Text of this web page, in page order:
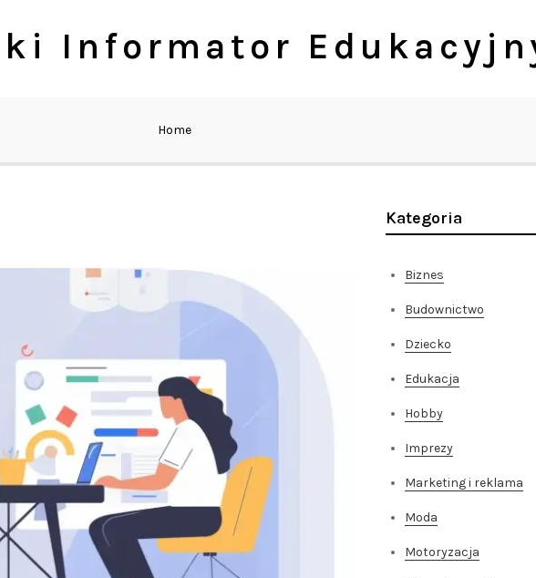
Informator
Home
Kategoria
Biznes
Budownictwo
Dziecko
Edukacja
Hobby
Imprezy
Marketing i reklama
Moda
Motoryzacja